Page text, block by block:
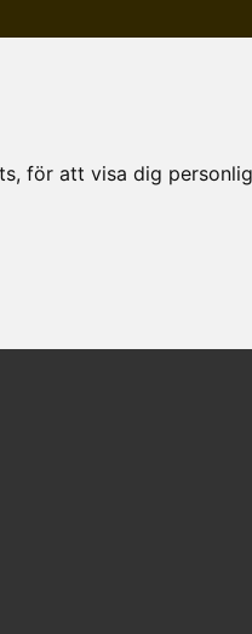
för att visa dig